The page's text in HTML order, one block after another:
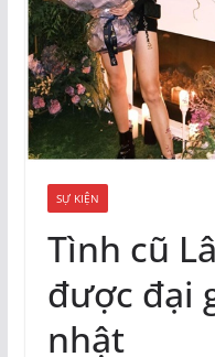
SỰ KIỆN
Tình cũ
được đại
nhật